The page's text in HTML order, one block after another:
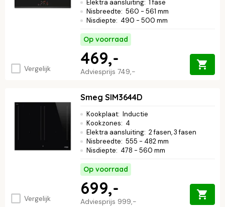
Vergelijk
Elektra aansluiting: 1 fase
Nisbreedte: 560 - 561 mm
Nisdiepte: 490 - 500 mm
Op voorraad
Adviesprijs 749,-
469,-
Vergelijk
Smeg SIM3644D
Kookplaat: Inductie
Kookzones: 4
Elektra aansluiting: 2 fasen, 3 fasen
Nisbreedte: 555 - 482 mm
Nisdiepte: 478 - 560 mm
Op voorraad
Adviesprijs 999,-
699,-